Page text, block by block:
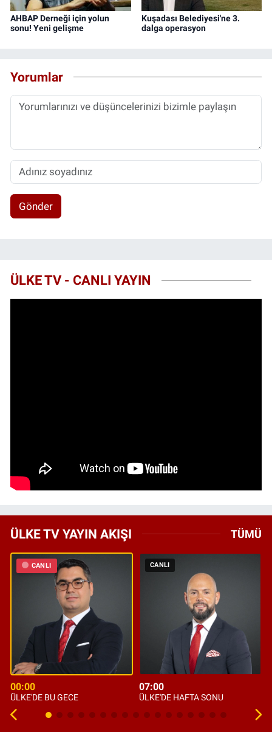
AHBAP Derneği için yolun
sonu! Yeni gelişme
Kuşadası Belediyesi'ne 3.
dalga operasyon
Yorumlar
Gönder
ÜLKE TV - CANLI YAYIN
ÜLKE TV YAYIN AKIŞI TÜMÜ
CANLI
00:00
ÜLKE'DE BU GECE
CANLI
07:00
ÜLKE'DE HAFTA SONU